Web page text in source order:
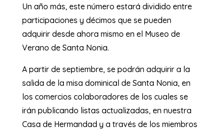
Un año más, este número estará dividido entre
participaciones y décimos que se pueden
adquirir desde ahora mismo en el Museo de
Verano de Santa Nonia.
A partir de septiembre, se podrán adquirir a la
salida de la misa dominical de Santa Nonia, en
los comercios colaboradores de los cuales se
irán publicando listas actualizadas, en nuestra
Casa de Hermandad y a través de los miembros